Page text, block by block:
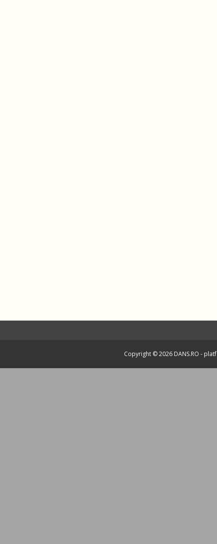
Copyright © 2026 DANS.RO -